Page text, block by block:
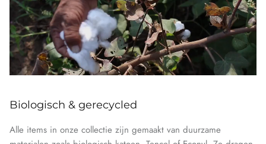
Biologisch & gerecycled
Alle items in onze collectie zijn gemaakt van duurzame